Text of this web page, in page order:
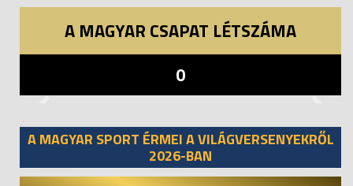
A MAGYAR CSAPAT LÉTSZÁMA
0
A MAGYAR SPORT ÉRMEI A VILÁGVERSENYEKRŐL
2026-BAN